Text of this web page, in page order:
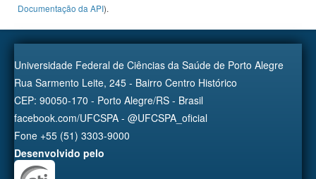
Documentação da API).
Universidade Federal de Ciências da Saúde de Porto Alegre
Rua Sarmento Leite, 245 - Bairro Centro Histórico
CEP: 90050-170 - Porto Alegre/RS - Brasil
facebook.com/UFCSPA - @UFCSPA_oficial
Fone +55 (51) 3303-9000
Desenvolvido pelo